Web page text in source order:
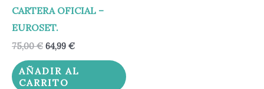
CARTERA OFICIAL –
EUROSET.
75,00€ 64,99 €
AÑADIR AL
CARRITO